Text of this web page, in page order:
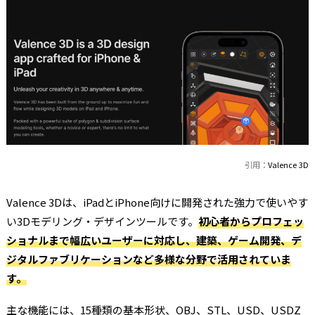
引用：Valence 3D
Valence 3Dは、iPadとiPhone向けに開発された強力で使いやす
い3Dモデリング・デザインツールです。 初心者からプロフェッ
ショナルまで幅広いユーザーに対応し、建築、ゲーム開発、デ
ジタルファブリケーションなど多様な分野で活用されていま
す。
主な機能には、15種類の基本形状、OBJ、STL、USD、USDZ